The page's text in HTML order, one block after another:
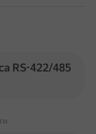
RS-422/485